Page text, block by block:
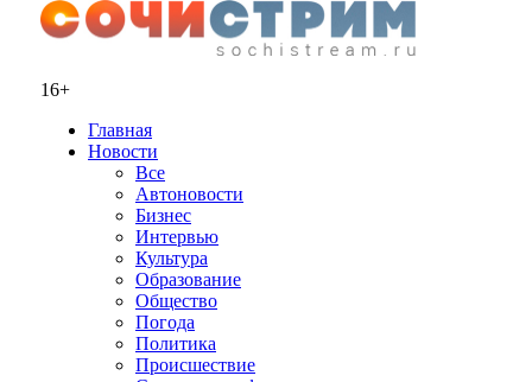
16+
Главная
Новости
Все
Автоновости
Бизнес
Интервью
Культура
Образование
Общество
Погода
Политика
Происшествие